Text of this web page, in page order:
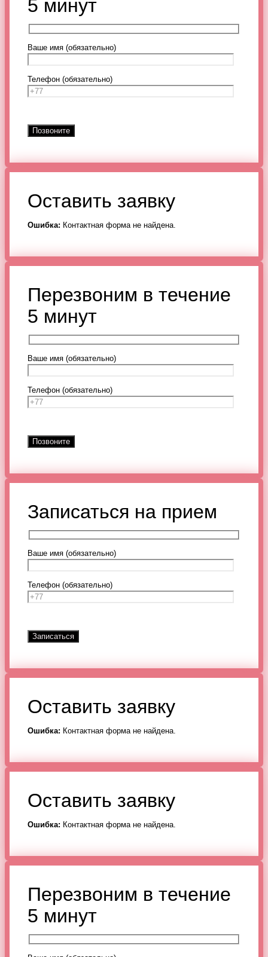
5 минут
Ваше имя (обязательно)
Телефон (обязательно)
Оставить заявку
Ошибка: Контактная форма не найдена.
Перезвоним в течение
5 минут
Ваше имя (обязательно)
Телефон (обязательно)
Записаться на прием
Ваше имя (обязательно)
Телефон (обязательно)
Оставить заявку
Ошибка: Контактная форма не найдена.
Оставить заявку
Ошибка: Контактная форма не найдена.
Перезвоним в течение
5 минут